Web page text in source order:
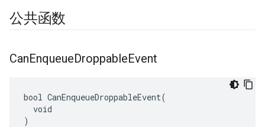
公共函数
CanEnqueueDroppableEvent
bool CanEnqueueDroppableEvent(
  void
)